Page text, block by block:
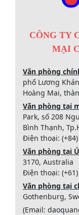
CÔNG TY
MẠI
Văn phòng
phố Lương
Hoàng Mai,
Văn phòng tại
Park, số 208
Bình Thạnh,
Điện thoại:
Văn phòng tại
3170, Australia
Điện thoại:
Văn phòng tại
Gothenburg,
(Email: